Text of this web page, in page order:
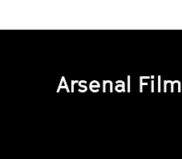
Arsenal